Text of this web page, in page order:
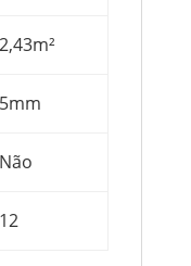
2,43m²
5mm
Não
12